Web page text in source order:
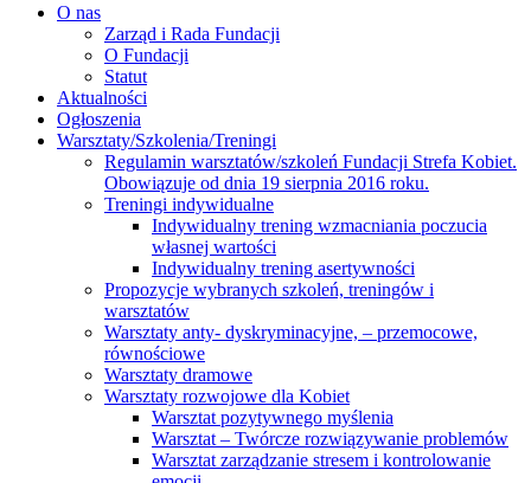
O nas
Zarząd i Rada Fundacji
O Fundacji
Statut
Aktualności
Ogłoszenia
Warsztaty/Szkolenia/Treningi
Regulamin warsztatów/szkoleń Fundacji Strefa Kobiet.
Obowiązuje od dnia 19 sierpnia 2016 roku.
Treningi indywidualne
Indywidualny trening wzmacniania poczucia
własnej wartości
Indywidualny trening asertywności
Propozycje wybranych szkoleń, treningów i
warsztatów
Warsztaty anty- dyskryminacyjne, – przemocowe,
równościowe
Warsztaty dramowe
Warsztaty rozwojowe dla Kobiet
Warsztat pozytywnego myślenia
Warsztat – Twórcze rozwiązywanie problemów
Warsztat zarządzanie stresem i kontrolowanie